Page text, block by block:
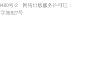
号-2
网络出版服务许可证：
第827号